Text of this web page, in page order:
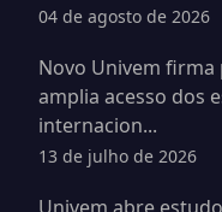
04 de agosto de 2026
Novo Univem firma
amplia acesso dos
internacion...
13 de julho de 2026